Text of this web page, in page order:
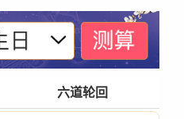
六道轮回